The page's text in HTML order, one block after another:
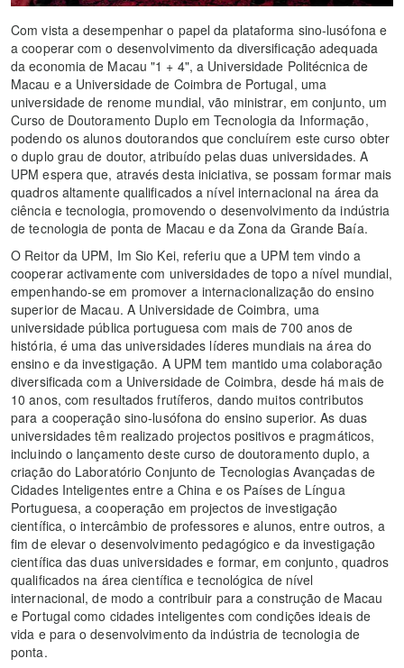
Com vista a desempenhar o papel da plataforma sino-lusófona e
a cooperar com o desenvolvimento da diversificação adequada
da economia de Macau "1 + 4", a Universidade Politécnica de
Macau e a Universidade de Coimbra de Portugal, uma
universidade de renome mundial, vão ministrar, em conjunto, um
Curso de Doutoramento Duplo em Tecnologia da Informação,
podendo os alunos doutorandos que concluírem este curso obter
o duplo grau de doutor, atribuído pelas duas universidades. A
UPM espera que, através desta iniciativa, se possam formar mais
quadros altamente qualificados a nível internacional na área da
ciência e tecnologia, promovendo o desenvolvimento da indústria
de tecnologia de ponta de Macau e da Zona da Grande Baía.
O Reitor da UPM, Im Sio Kei, referiu que a UPM tem vindo a
cooperar activamente com universidades de topo a nível mundial,
empenhando-se em promover a internacionalização do ensino
superior de Macau. A Universidade de Coimbra, uma
universidade pública portuguesa com mais de 700 anos de
história, é uma das universidades líderes mundiais na área do
ensino e da investigação. A UPM tem mantido uma colaboração
diversificada com a Universidade de Coimbra, desde há mais de
10 anos, com resultados frutíferos, dando muitos contributos
para a cooperação sino-lusófona do ensino superior. As duas
universidades têm realizado projectos positivos e pragmáticos,
incluindo o lançamento deste curso de doutoramento duplo, a
criação do Laboratório Conjunto de Tecnologias Avançadas de
Cidades Inteligentes entre a China e os Países de Língua
Portuguesa, a cooperação em projectos de investigação
científica, o intercâmbio de professores e alunos, entre outros, a
fim de elevar o desenvolvimento pedagógico e da investigação
científica das duas universidades e formar, em conjunto, quadros
qualificados na área científica e tecnológica de nível
internacional, de modo a contribuir para a construção de Macau
e Portugal como cidades inteligentes com condições ideais de
vida e para o desenvolvimento da indústria de tecnologia de
ponta.